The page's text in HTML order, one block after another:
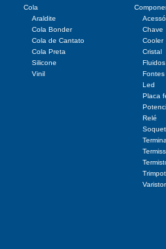
Cola
Araldite
Cola Bonder
Cola de Cantato
Cola Preta
Silicone
Vinil
Chave
Cooler
Cristal
Fluidos
Fontes
Led
Placa
Relé
Trimpot
Varistor